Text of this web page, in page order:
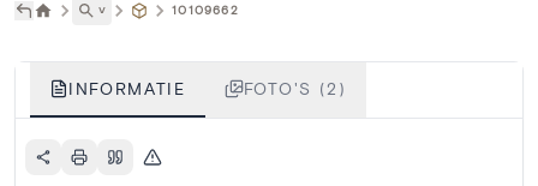
˅ 10109662
INFORMATIE FOTO'S (2)